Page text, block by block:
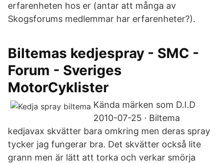
erfarenheten hos er (antar att många av
Skogsforums medlemmar har erfarenheter?).
Biltemas kedjespray - SMC -
Forum - Sveriges
MotorCyklister
Kända märken som D.I.D
2010-07-25 · Biltema
kedjavax skvätter bara omkring men deras spray
tycker jag fungerar bra. Det skvätter också lite
grann men är lätt att torka och verkar smörja